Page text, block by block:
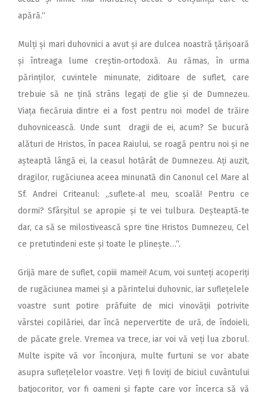
apără.“
Mulți și mari duhovnici a avut și are dulcea noastră țărișoară
și întreaga lume creștin‑ortodoxă. Au rămas, în urma
părinților, cuvintele minunate, ziditoare de suflet, care
trebuie să ne țină strâns legați de glie și de Dumnezeu.
Viața fiecăruia dintre ei a fost pentru noi model de trăire
duhovnicească. Unde sunt dragii de ei, acum? Se bucură
alături de Hristos, în pacea Raiului, se roagă pentru noi și ne
așteaptă lângă ei, la ceasul hotărât de Dumnezeu. Ați auzit,
dragilor, rugăciunea aceea minunată din Canonul cel Mare al
Sf. Andrei Criteanul: ,,suflete‑al meu, scoală! Pentru ce
dormi? Sfârșitul se apropie și te vei tulbura. Deșteaptă‑te
dar, ca să se milostivească spre tine Hristos Dumnezeu, Cel
ce pretutindeni este și toate le plinește…“.
Grijă mare de suflet, copiii mamei! Acum, voi sunteți acoperiți
de rugăciunea mamei și a părintelui duhovnic, iar suflețelele
voastre sunt potire prăfuite de mici vinovății potrivite
vârstei copilăriei, dar încă nepervertite de ură, de îndoieli,
de păcate grele. Vremea va trece, iar voi vă veți lua zborul.
Multe ispite vă vor înconjura, multe furtuni se vor abate
asupra suflețelelor voastre. Veți fi loviți de biciul cuvântului
batjocoritor, vor fi oameni și fapte care vor încerca să vă